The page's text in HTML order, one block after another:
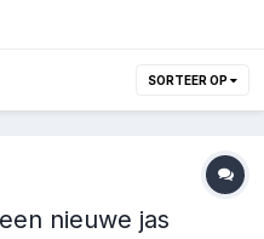
SORTEER OP
nieuwe jas